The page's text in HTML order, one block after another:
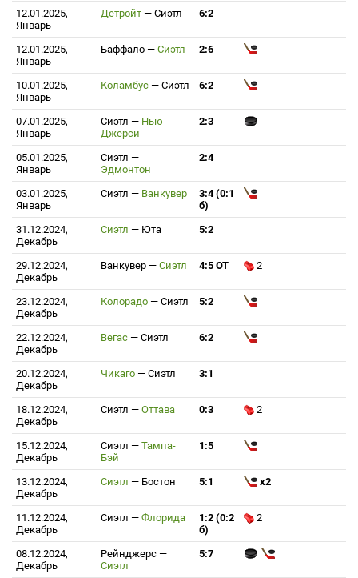
12.01.2025,
Январь
Детройт — Сиэтл 6:2
12.01.2025,
Январь
Баффало — Сиэтл 2:6
10.01.2025,
Январь
Коламбус — Сиэтл 6:2
07.01.2025,
Январь
Сиэтл — Нью-
Джерси
2:3
05.01.2025,
Январь
Сиэтл —
Эдмонтон
2:4
03.01.2025,
Январь
Сиэтл — Ванкувер
3:4 (0:1
б)
31.12.2024,
Декабрь
Сиэтл — Юта 5:2
29.12.2024,
Декабрь
Ванкувер — Сиэтл 4:5 ОТ 2
23.12.2024,
Декабрь
Колорадо — Сиэтл 5:2
22.12.2024,
Декабрь
Вегас — Сиэтл 6:2
20.12.2024,
Декабрь
Чикаго — Сиэтл 3:1
18.12.2024,
Декабрь
Сиэтл — Оттава 0:3 2
15.12.2024,
Декабрь
Сиэтл — Тампа-
Бэй
1:5
13.12.2024,
Декабрь
Сиэтл — Бостон 5:1 x2
11.12.2024,
Декабрь
Сиэтл — Флорида
1:2 (0:2
б)
2
08.12.2024,
Декабрь
Рейнджерс —
Сиэтл
5:7